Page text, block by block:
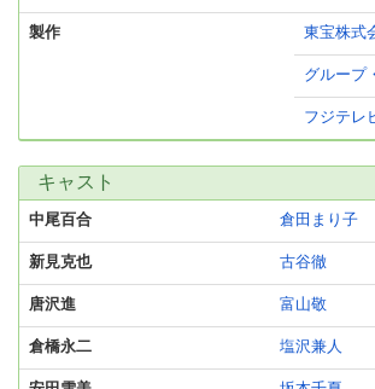
製作 東宝株式
グループ
フジテレ
キャスト
中尾百合 倉田まり子
新見克也 古谷徹
唐沢進 富山敬
倉橋永二 塩沢兼人